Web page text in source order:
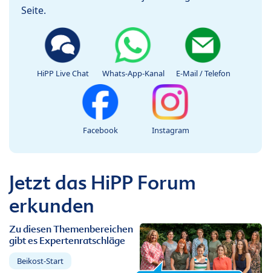
Seite.
HiPP Live Chat Whats-App-Kanal E-Mail / Telefon
Facebook Instagram
Jetzt das HiPP Forum
erkunden
Zu diesen Themenbereichen
gibt es Expertenratschläge
Beikost-Start